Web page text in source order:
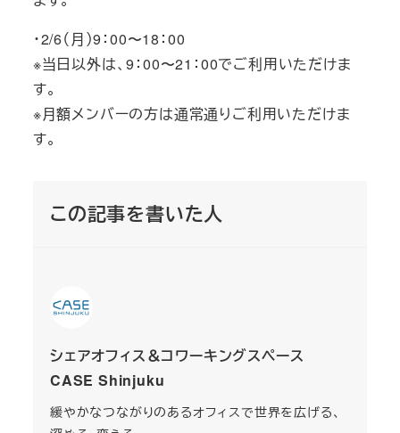
・2/6（月）9：00〜18：00
※当日以外は、9：00〜21：00でご利用いただけま
す。
※月額メンバーの方は通常通りご利用いただけま
す。
この記事を書いた人
シェアオフィス＆コワーキングスペース
CASE Shinjuku
緩やかなつながりのあるオフィスで世界を広げる、